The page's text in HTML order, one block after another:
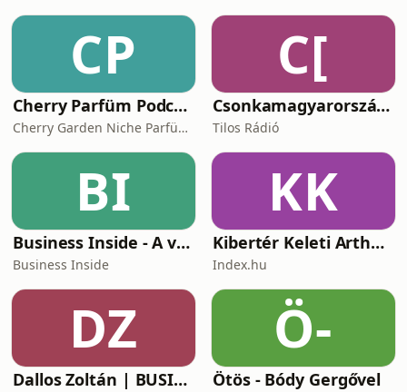
CP
Cherry Parfüm Podcast
Cherry Garden Niche Parfüméria
C[
Csonkamagyarország [Tilos Rádió podcast]
Tilos Rádió
BI
Business Inside - A vállalkozók pszichológiája
Business Inside
KK
Kibertér Keleti Arthurral
Index.hu
DZ
Dallos Zoltán | BUSINESS
Ö-
Ötös - Bódy Gergővel